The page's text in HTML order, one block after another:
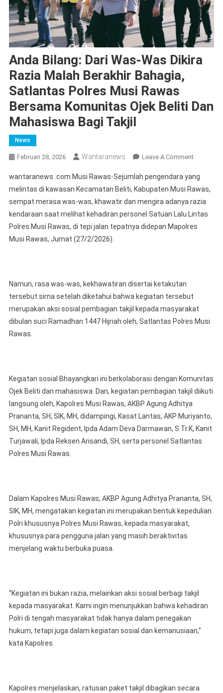
Anda Bilang: Dari Was-Was Dikira
Razia Malah Berakhir Bahagia,
Satlantas Polres Musi Rawas
Bersama Komunitas Ojek Beliti Dan
Mahasiswa Bagi Takjil
News
Februari 28, 2026 Wantaranews Leave A CommentOn
Bilang:
Dari
Was-
Was
Dikira
Polres
Musi
Rawas
Dan
wantaranews .com Musi Rawas-Sejumlah pengendara yang
melintas di kawasan Kecamatan Beliti, Kabupaten Musi Rawas,
sempat merasa was-was, khawatir dan mengira adanya razia
kendaraan saat melihat kehadiran personel Satuan Lalu Lintas
Polres Musi Rawas, di tepi jalan tepatnya didepan Mapolres
Musi Rawas, Jumat (27/2/2026).
Namun, rasa was-was, kekhawatiran disertai ketakutan
tersebut sirna setelah diketahui bahwa kegiatan tersebut
merupakan aksi sosial pembagian takjil kepada masyarakat
dibulan suci Ramadhan 1447 Hijriah oleh, Satlantas Polres Musi
Rawas.
Kegiatan sosial Bhayangkari ini berkolaborasi dengan Komunitas
Ojek Beliti dan mahasiswa. Dan, kegiatan pembagian takjil diikuti
langsung oleh, Kapolres Musi Rawas, AKBP Agung Adhitya
Prananta, SH, SIK, MH, didampingi, Kasat Lantas, AKP Muriyanto,
SH, MH, Kanit Regident, Ipda Adam Deva Darmawan, S.Tr.K, Kanit
Turjawali, ⁠Ipda Reksen Arisandi, SH, serta personel Satlantas
Polres Musi Rawas.
Dalam Kapolres Musi Rawas, AKBP Agung Adhitya Prananta, SH,
SIK, MH, mengatakan kegiatan ini merupakan bentuk kepedulian
Polri khususnya Polres Musi Rawas, kepada masyarakat,
khususnya para pengguna jalan yang masih beraktivitas
menjelang waktu berbuka puasa.
“Kegiatan ini bukan razia, melainkan aksi sosial berbagi takjil
kepada masyarakat. Kami ingin menunjukkan bahwa kehadiran
Polri di tengah masyarakat tidak hanya dalam penegakan
hukum, tetapi juga dalam kegiatan sosial dan kemanusiaan,”
kata Kapolres
Kapolres menjelaskan, ratusan paket takjil dibagikan secara